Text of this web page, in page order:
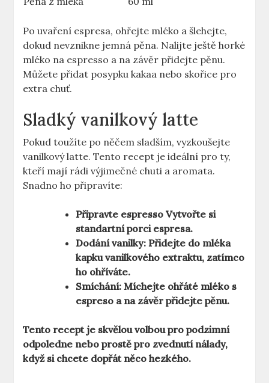
Po uvaření espresa, ohřejte mléko a šlehejte,
dokud nevznikne jemná pěna. Nalijte ještě horké
mléko na espresso a na závěr přidejte pěnu.
Můžete přidat posypku kakaa nebo skořice pro
extra chuť.
Sladký vanilkový latte
Pokud toužíte po něčem sladším, vyzkoušejte
vanilkový latte. Tento recept je ideální pro ty,
kteří mají rádi výjimečné chuti a aromata.
Snadno ho připravíte:
Připravte espresso Vytvořte si
standartní porci espresa.
Dodání vanilky: Přidejte do mléka
kapku vanilkového extraktu, zatímco
ho ohříváte.
Smíchání: Míchejte ohřáté mléko s
espreso a na závěr přidejte pěnu.
Tento recept je skvělou volbou pro podzimní
odpoledne nebo prostě pro zvednutí nálady,
když si chcete dopřát něco hezkého.